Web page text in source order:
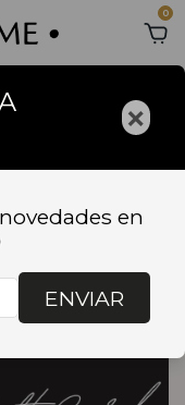
0
Filtrar
×
en
ENVIAR